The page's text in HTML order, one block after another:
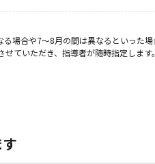
場合や7～8月の間は異なるといった場
ていただき、指導者が随時指定します。